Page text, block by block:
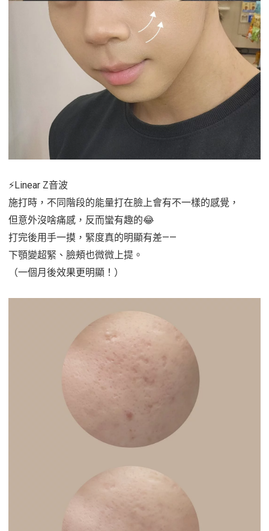
⚡Linear Z音波
施打時，不同階段的能量打在臉上會有不一樣的感覺，
但意外沒啥痛感，反而蠻有趣的😂
打完後用手一摸，緊度真的明顯有差——
下顎變超緊、臉頰也微微上提。
（一個月後效果更明顯！）